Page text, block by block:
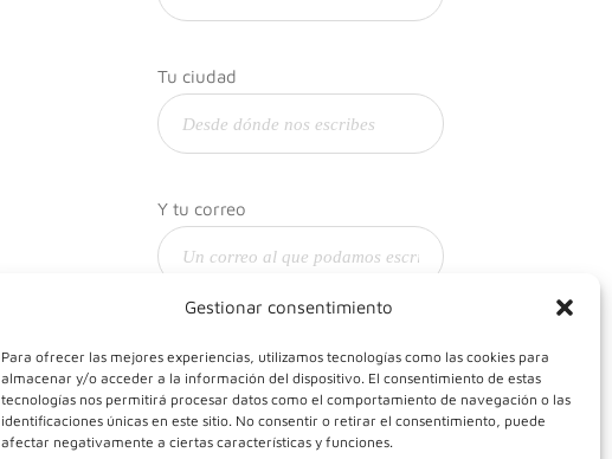
Gestionar consentimiento
Para ofrecer las mejores experiencias, utilizamos tecnologías como las cookies para
almacenar y/o acceder a la información del dispositivo. El consentimiento de estas
tecnologías nos permitirá procesar datos como el comportamiento de navegación o las
identificaciones únicas en este sitio. No consentir o retirar el consentimiento, puede
afectar negativamente a ciertas características y funciones.
Tu ciudad
Y tu correo